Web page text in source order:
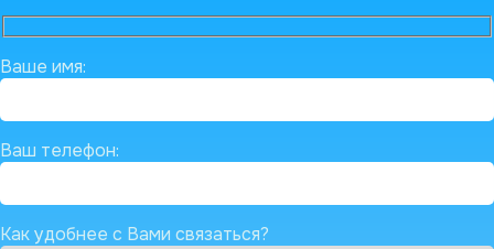
Ваше имя:
Ваш телефон:
Как удобнее с Вами связаться?